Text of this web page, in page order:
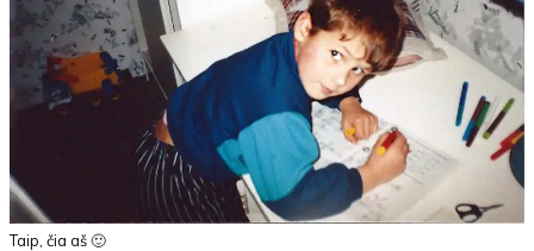
Taip, čia aš 🙂